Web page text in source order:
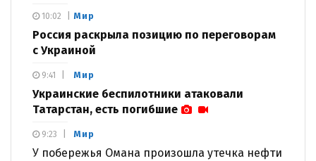
Мир
Россия раскрыла позицию по переговорам
с Украиной
10:02
Мир
Украинские беспилотники атаковали
Татарстан, есть погибшие
9:41
Мир
У побережья Омана произошла утечка нефти
9:23